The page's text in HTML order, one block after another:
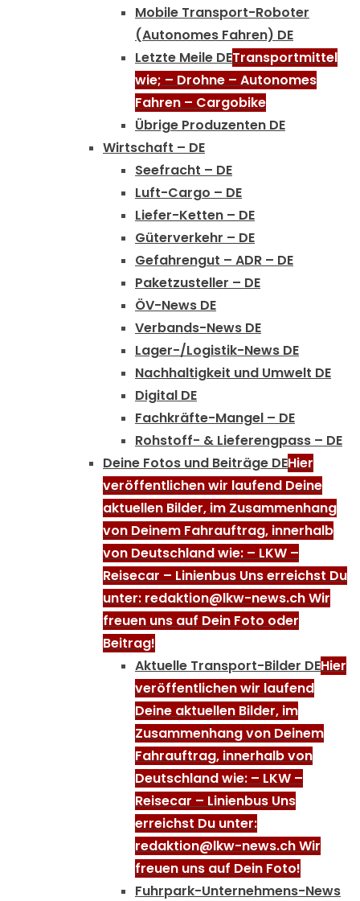
Mobile Transport-Roboter
(Autonomes Fahren) DE
Letzte Meile DETransportmittel
wie; – Drohne – Autonomes
Fahren – Cargobike
Übrige Produzenten DE
Wirtschaft – DE
Seefracht – DE
Luft-Cargo – DE
Liefer-Ketten – DE
Güterverkehr – DE
Gefahrengut – ADR – DE
Paketzusteller – DE
ÖV-News DE
Verbands-News DE
Lager-/Logistik-News DE
Nachhaltigkeit und Umwelt DE
Digital DE
Fachkräfte-Mangel – DE
Rohstoff- & Lieferengpass – DE
Deine Fotos und Beiträge DEHier
veröffentlichen wir laufend Deine
aktuellen Bilder, im Zusammenhang
von Deinem Fahrauftrag, innerhalb
von Deutschland wie: – LKW –
Reisecar – Linienbus Uns erreichst Du
unter: redaktion@lkw-news.ch Wir
freuen uns auf Dein Foto oder
Beitrag!
Aktuelle Transport-Bilder DEHier
veröffentlichen wir laufend
Deine aktuellen Bilder, im
Zusammenhang von Deinem
Fahrauftrag, innerhalb von
Deutschland wie: – LKW –
Reisecar – Linienbus Uns
erreichst Du unter:
redaktion@lkw-news.ch Wir
freuen uns auf Dein Foto!
Fuhrpark-Unternehmens-News